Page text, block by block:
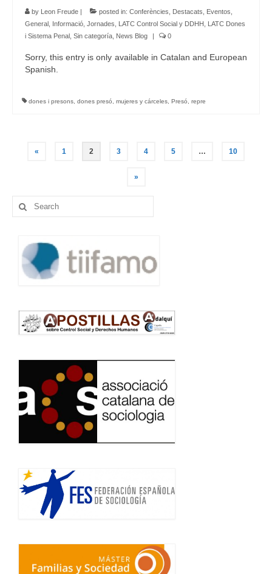
by Leon Freude | posted in: Conferències Destacats Eventos
General Informació Jornades LATC Control Social y DDHH
LATC Dones
i Sistema Penal Sin categoría News Blog | 0
Sorry, this entry is only available in Catalan and European
Spanish.
dones i presons dones presó mujeres y cárceles Presó repre
Posts
« 1 2 3 4 5 … 10
»
Search
for: